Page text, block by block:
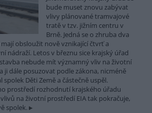
bude muset znovu zabývat
vlivy plánované tramvajové
tratě v tzv. jižním centru v
Brně. Jedná se o zhruba dva
obsloužit nově vznikající čtvrť a
nádraží. Letos v březnu sice krajský úřad
nebude mít významný vliv na životní
ji dále posuzovat podle zákona, nicméně
Děti Země a částečně uspěl.
prostředí rozhodnutí krajského úřadu
na životní prostředí EIA tak pokračuje,
spolek.